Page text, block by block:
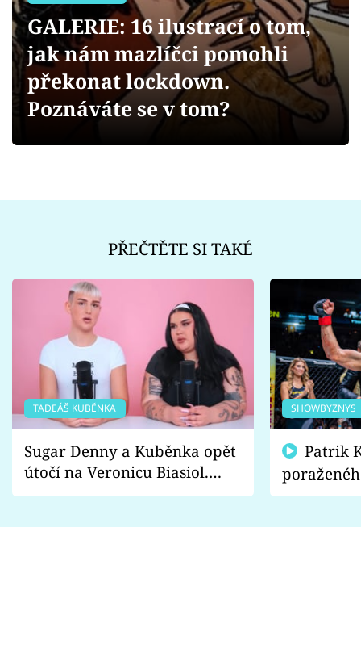
Videa
Sledujte prima+
GALERIE: 16 ilustrací o tom,
jak nám mazlíčci pomohli
překonat lockdown.
Poznáváte se v tom?
PŘEČTĚTE SI TAKÉ
TADEÁŠ KUBĚNKA
Sugar Denny a Kuběnka opět
útočí na Veronicu Biasiol.
Proč je podle nich falešná a
SHOWBYZNYS
fanoušci